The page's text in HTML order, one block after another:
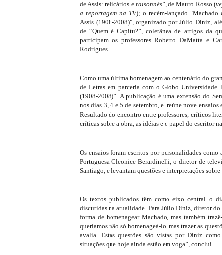
de Assis: relicários e raisonnés”, de Mauro Rosso (
a reportagem na TV); o recém-lançado "Machado
Assis (1908-2008)", organizado por Júlio Diniz,
de “Quem é Capitu?”, coletânea de artigos da
participam os professores Roberto DaMatta e
Rodrigues.
Como uma última homenagem ao centenário do
de Letras em parceria com o Globo
(1908-2008)”. A publicação é uma extensão do
nos dias 3, 4 e 5 de setembro, e reúne nove ensaios
Resultado do encontro entre professores, críticos
críticas sobre a obra, as idéias e o papel do escritor
Os ensaios foram escritos por personalidades
Portuguesa Cleonice Berardinelli, o diretor de
Santiago, e levantam questões e interpretações
Os textos publicados têm como eixo central o
discutidas na atualidade. Para Júlio Diniz, diretor
forma de homenagear Machado, mas também
queríamos não só homenageá-lo, mas trazer as
avalia. Estas questões são vistas por Diniz
situações que hoje ainda estão em voga”, conclui.